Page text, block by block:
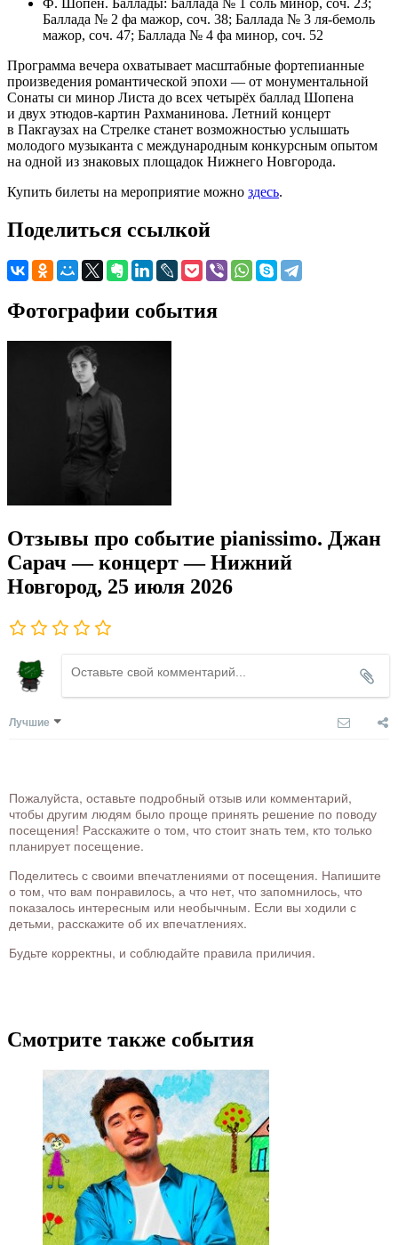
Ф. Шопен. Баллады: Баллада № 1 соль минор, соч. 23;
Баллада № 2 фа мажор, соч. 38; Баллада № 3 ля-бемоль
мажор, соч. 47; Баллада № 4 фа минор, соч. 52
Программа вечера охватывает масштабные фортепианные
произведения романтической эпохи — от монументальной
Сонаты си минор Листа до всех четырёх баллад Шопена
и двух этюдов-картин Рахманинова. Летний концерт
в Пакгаузах на Стрелке станет возможностью услышать
молодого музыканта с международным конкурсным опытом
на одной из знаковых площадок Нижнего Новгорода.
Купить билеты на мероприятие можно здесь.
Поделиться ссылкой
Фотографии события
Отзывы про событие pianissimo. Джан
Сарач — концерт — Нижний
Новгород, 25 июля 2026
Лучшие
Пожалуйста, оставьте подробный отзыв или комментарий,
чтобы другим людям было проще принять решение по поводу
посещения! Расскажите о том, что стоит знать тем, кто только
планирует посещение.
Поделитесь с своими впечатлениями от посещения. Напишите
о том, что вам понравилось, а что нет, что запомнилось, что
показалось интересным или необычным. Если вы ходили с
детьми, расскажите об их впечатлениях.
Будьте корректны, и соблюдайте правила приличия.
Смотрите также события